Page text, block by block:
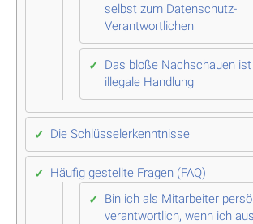
selbst zum Datenschutz-
Verantwortlichen
Das bloße Nachschauen
illegale Handlung
Die Schlüsselerkenntnisse
Häufig gestellte Fragen (FAQ)
Bin ich als Mitarbeiter
verantwortlich, wenn ich